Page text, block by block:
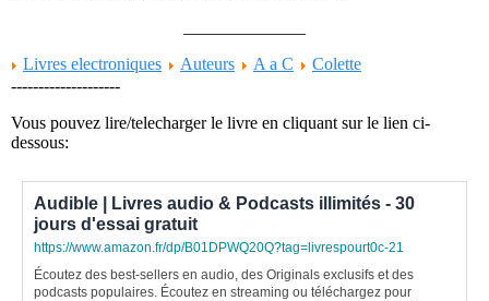
Livres electroniques
Auteurs A a C
Colette
--------------------
Vous pouvez lire/telecharger le livre en cliquant sur le lien ci-
dessous:
Audible | Livres audio & Podcasts illimités - 30
jours d'essai gratuit
https://www.amazon.fr/dp/B01DPWQ20Q?tag=livrespourt0c-21
Écoutez des best-sellers en audio, des Originals exclusifs et des
podcasts populaires. Écoutez en streaming ou téléchargez pour